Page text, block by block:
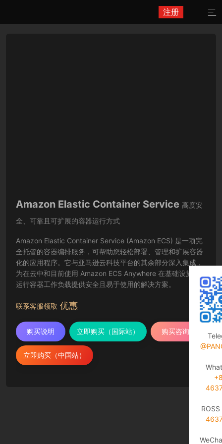
注册 
Amazon Elastic Container Service 高度安
全、可靠且可扩展的容器运行方式
Amazon Elastic Container Service (Amazon ECS) 是一项完
全托管的容器编排服务，可帮助您轻松部署、管理和扩展容器
化的应用程序。它与亚马逊云科技平台的其余部分深入集成，
为在云中和目前使用 Amazon ECS Anywhere 在基础设施上
运行容器工作负载提供安全且易于使用的解决方案。
联系客服领取 优惠
购买说明 立即购买（国际站） 购买咨询
立即购买（中国站）